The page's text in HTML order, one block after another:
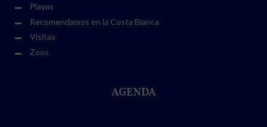
Playas
Recomendamos en la Costa Blanca
Visitas
Zoos
AGENDA